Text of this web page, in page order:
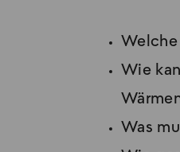
Welche
Wie
Was